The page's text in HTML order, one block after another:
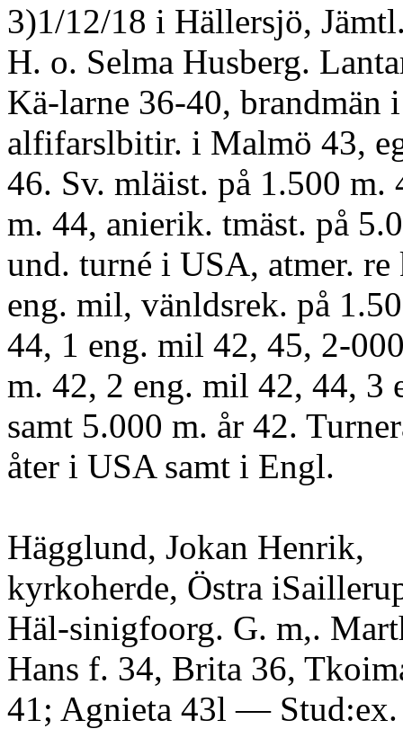
3)1/12/18 i Hällersjö,
H. o. Selma Husberg.
Kä-larne 36-40, brandmän
alfifarslbitir. i Malmö 43,
46. Sv. mläist. på 1.500 m.
m. 44, anierik. tmäst. på
und. turné i USA, atmer. re
eng. mil, vänldsrek. på
44, 1 eng. mil 42, 45, 2-
m. 42, 2 eng. mil 42, 44, 3
samt 5.000 m. år 42.
åter i USA samt i Engl.
Hägglund, Jokan Henrik,
kyrkoherde, Östra
Häl-sinigfoorg. G. m,.
Hans f. 34, Brita 36,
41; Agnieta 43l —